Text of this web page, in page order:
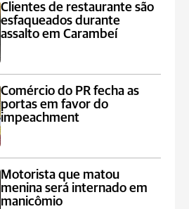
Clientes de restaurante são
esfaqueados durante
assalto em Carambeí
Comércio do PR fecha as
portas em favor do
impeachment
Motorista que matou
menina será internado em
manicômio